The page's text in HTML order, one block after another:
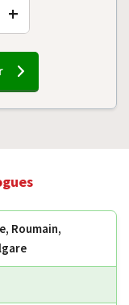
+
Roumain,